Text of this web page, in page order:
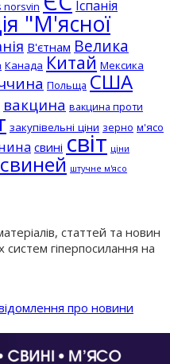
norsvin Іспанія
"М'ясної
В'єтнам Велика
Канада Китай Мексика
Польща США
вакцина вакцина проти
закупівельні ціни зерно м'ясо
свині світ ціни
штучне м'ясо
статтей та новин
гіперпосилання на
про новини